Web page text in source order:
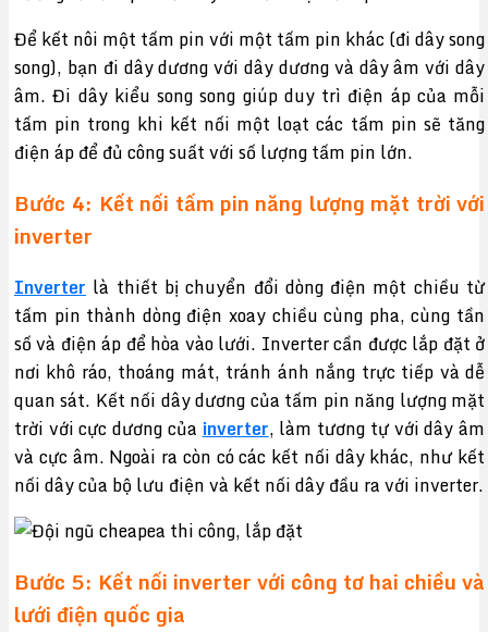
Để kết nôi một tấm pin với một tấm pin khác (đi dây song
song), bạn đi dây dương với dây dương và dây âm với dây
âm. Đi dây kiểu song song giúp duy trì điện áp của mỗi
tấm pin trong khi kết nối một loạt các tấm pin sẽ tăng
điện áp để đủ công suất với số lượng tấm pin lớn.
Bước 4: Kết nối tấm pin năng lượng mặt trời với
inverter
Inverter là thiết bị chuyển đổi dòng điện một chiều từ
tấm pin thành dòng điện xoay chiều cùng pha, cùng tần
số và điện áp để hòa vào lưới. Inverter cần được lắp đặt ở
nơi khô ráo, thoáng mát, tránh ánh nắng trực tiếp và dễ
quan sát. Kết nối dây dương của tấm pin năng lượng mặt
trời với cực dương của inverter, làm tương tự với dây âm
và cực âm. Ngoài ra còn có các kết nối dây khác, như kết
nối dây của bộ lưu điện và kết nối dây đầu ra với inverter.
Bước 5: Kết nối inverter với công tơ hai chiều và
lưới điện quốc gia